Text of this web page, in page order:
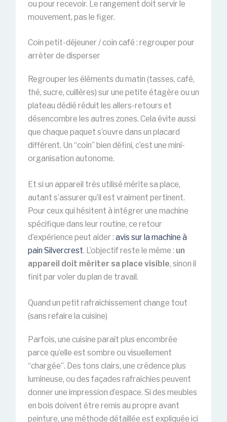
ou pour recevoir. Le rangement doit servir le
mouvement, pas le figer.
Coin petit-déjeuner / coin café : regrouper pour
arrêter de disperser
Regrouper les éléments du matin (tasses, café,
thé, sucre, cuillères) sur une petite étagère ou un
plateau dédié réduit les allers-retours et
désencombre les autres zones. Cela évite aussi
que chaque paquet s’ouvre dans un placard
différent. Un “coin” bien défini, c’est une mini-
organisation autonome.
Et si un appareil très utilisé mérite sa place,
autant s’assurer qu’il est vraiment pertinent.
Pour ceux qui hésitent à intégrer une machine
spécifique dans leur routine, ce retour
d’expérience peut aider : avis sur la machine à
pain Silvercrest. L’objectif reste le même : un
appareil doit mériter sa place visible, sinon il
finit par voler du plan de travail.
Quand un petit rafraîchissement change tout
(sans refaire la cuisine)
Parfois, une cuisine paraît plus encombrée
parce qu’elle est sombre ou visuellement
“chargée”. Des tons clairs, une crédence plus
lumineuse, ou des façades rafraîchies peuvent
donner une impression d’espace. Si des meubles
en bois doivent être remis au propre avant
peinture, une méthode détaillée est expliquée ici